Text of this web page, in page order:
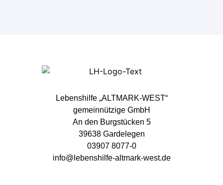
Lebenshilfe „ALTMARK-WEST“
gemeinnützige GmbH
An den Burgstücken 5
39638 Gardelegen
03907 8077-0
info@lebenshilfe-altmark-west.de